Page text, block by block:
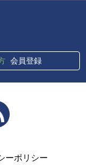
会員登録
ーポリシー